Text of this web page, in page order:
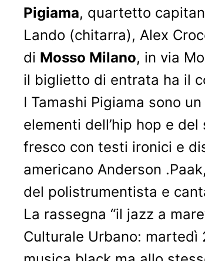
Pigiama, quartetto
Lando (chitarra), Alex
di Mosso Milano, in via
il biglietto di entrata ha il
I Tamashi Pigiama sono
elementi dell’hip hop e
fresco con testi ironici e
americano Anderson
del polistrumentista e
La rassegna “il jazz a
Culturale Urbano: